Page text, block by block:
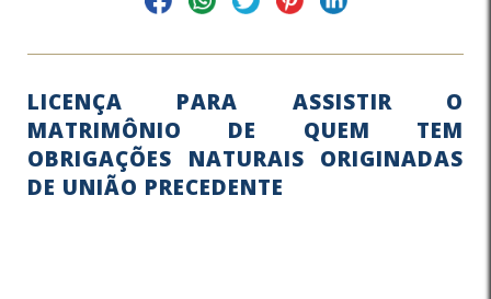
LICENÇA PARA ASSISTIR O
MATRIMÔNIO DE QUEM TEM
OBRIGAÇÕES NATURAIS ORIGINADAS
DE UNIÃO PRECEDENTE